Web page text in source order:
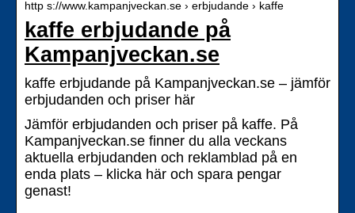
http s://www.kampanjveckan.se › erbjudande › kaffe
kaffe erbjudande på
Kampanjveckan.se
kaffe erbjudande på Kampanjveckan.se – jämför
erbjudanden och priser här
Jämför erbjudanden och priser på kaffe. På
Kampanjveckan.se finner du alla veckans
aktuella erbjudanden och reklamblad på en
enda plats – klicka här och spara pengar
genast!